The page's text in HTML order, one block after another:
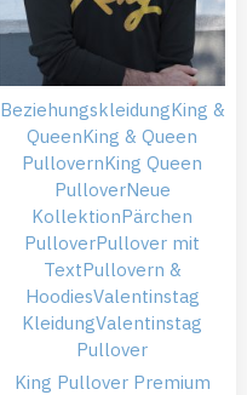
BeziehungskleidungKing &
QueenKing & Queen
PullovernKing Queen
PulloverNeue
KollektionPärchen
PulloverPullover mit
TextPullovern &
HoodiesValentinstag
KleidungValentinstag
Pullover
King Pullover Premium